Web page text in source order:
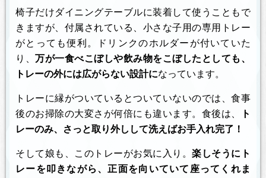
椅子だけダイニングテーブルに装着して使うこともで
きますが、付属されている、小さな子用の専用トレー
がとっても便利。ドリンクのホルダーが付いていた
り、万が一食べこぼしや飲み物をこぼしたとしても、
トレーの外には広がらない設計になっています。
トレーに縁がついているとついていないのでは、食事
後のお掃除の大変さが何倍にも違います。食後は、
ト
レーのみ、さっと取り外しして洗えばお手入れ完了！
そして娘も、このトレーがお気に入り。楽しそうにト
レーを叩きながら、正面を向いていて座ってくれま